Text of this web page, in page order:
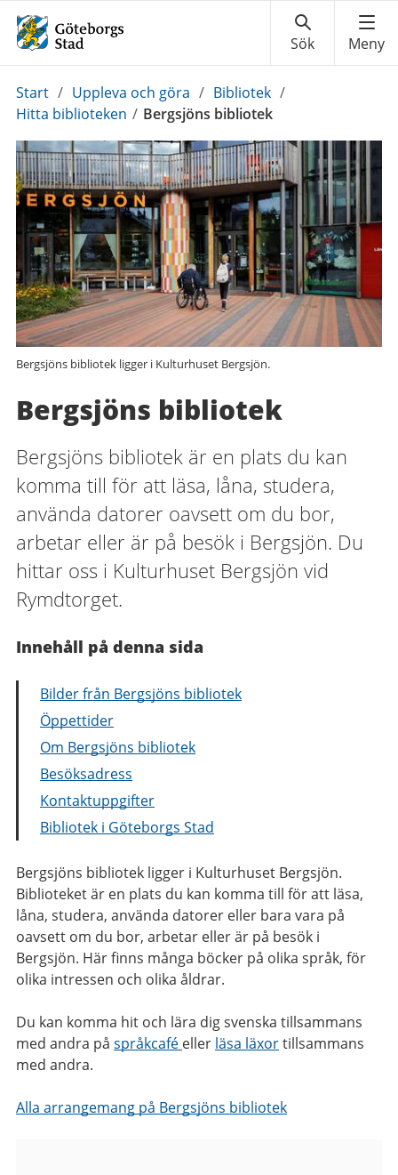
Du
är
Start / Uppleva och göra / Bibliotek /
Hitta biblioteken / Bergsjöns bibliotek
Bergsjöns bibliotek ligger i Kulturhuset Bergsjön.
Bergsjöns bibliotek
Bergsjöns bibliotek är en plats du kan
komma till för att läsa, låna, studera,
använda datorer oavsett om du bor,
arbetar eller är på besök i Bergsjön. Du
hittar oss i Kulturhuset Bergsjön vid
Rymdtorget.
Innehåll på denna sida
Bilder från Bergsjöns bibliotek
Öppettider
Om Bergsjöns bibliotek
Besöksadress
Kontaktuppgifter
Bibliotek i Göteborgs Stad
Bergsjöns bibliotek ligger i Kulturhuset Bergsjön.
Biblioteket är en plats du kan komma till för att läsa,
låna, studera, använda datorer eller bara vara på
oavsett om du bor, arbetar eller är på besök i
Bergsjön. Här finns många böcker på olika språk, för
olika intressen och olika åldrar.
Du kan komma hit och lära dig svenska tillsammans
med andra på språkcafé eller läsa läxortillsammans
med andra.
Alla arrangemang på Bergsjöns bibliotek